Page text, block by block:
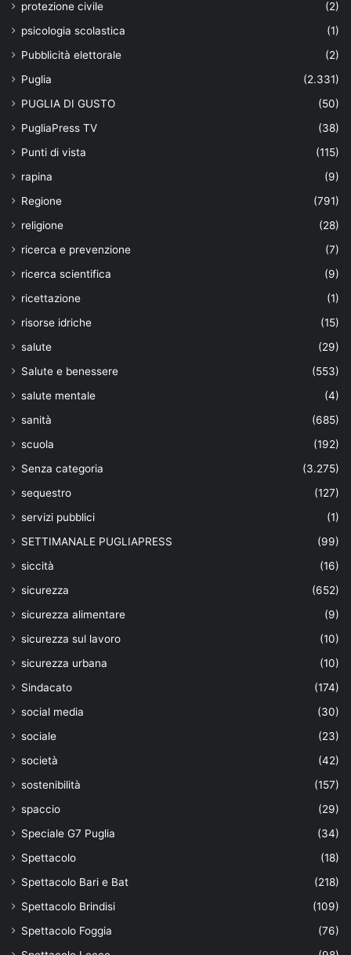
protezione civile
(2)
psicologia scolastica
(1)
Pubblicità elettorale
(2)
Puglia
(2.331)
PUGLIA DI GUSTO
(50)
PugliaPress TV
(38)
Punti di vista
(115)
rapina
(9)
Regione
(791)
religione
(28)
ricerca e prevenzione
(7)
ricerca scientifica
(9)
ricettazione
(1)
risorse idriche
(15)
salute
(29)
Salute e benessere
(553)
salute mentale
(4)
sanità
(685)
scuola
(192)
Senza categoria
(3.275)
sequestro
(127)
servizi pubblici
(1)
SETTIMANALE PUGLIAPRESS
(99)
siccità
(16)
sicurezza
(652)
sicurezza alimentare
(9)
sicurezza sul lavoro
(10)
sicurezza urbana
(10)
Sindacato
(174)
social media
(30)
sociale
(23)
società
(42)
sostenibilità
(157)
spaccio
(29)
Speciale G7 Puglia
(34)
Spettacolo
(18)
Spettacolo Bari e Bat
(218)
Spettacolo Brindisi
(109)
Spettacolo Foggia
(76)